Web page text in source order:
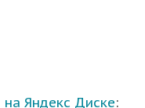
на Яндекс Диске: